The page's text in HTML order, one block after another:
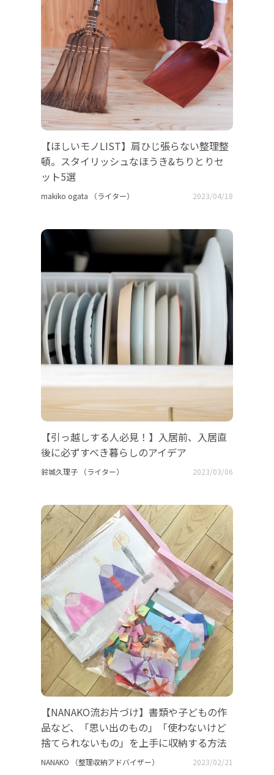
【ほしいモノLIST】肩ひじ張らない整理整
頓。スタイリッシュなほうき&ちりとりセ
ット5選
makiko ogata （ライター） 2023/04/18
【引っ越しする人必見！】入居前、入居直
後に必ずすべき暮らしのアイデア
鈴城久理子 （ライター） 2023/03/06
【NANAKO流お片づけ】書類や子どもの作
品など、「思い出のもの」「使わないけど
捨てられないもの」を上手に収納する方法
NANAKO （整理収納アドバイザー） 2023/02/21